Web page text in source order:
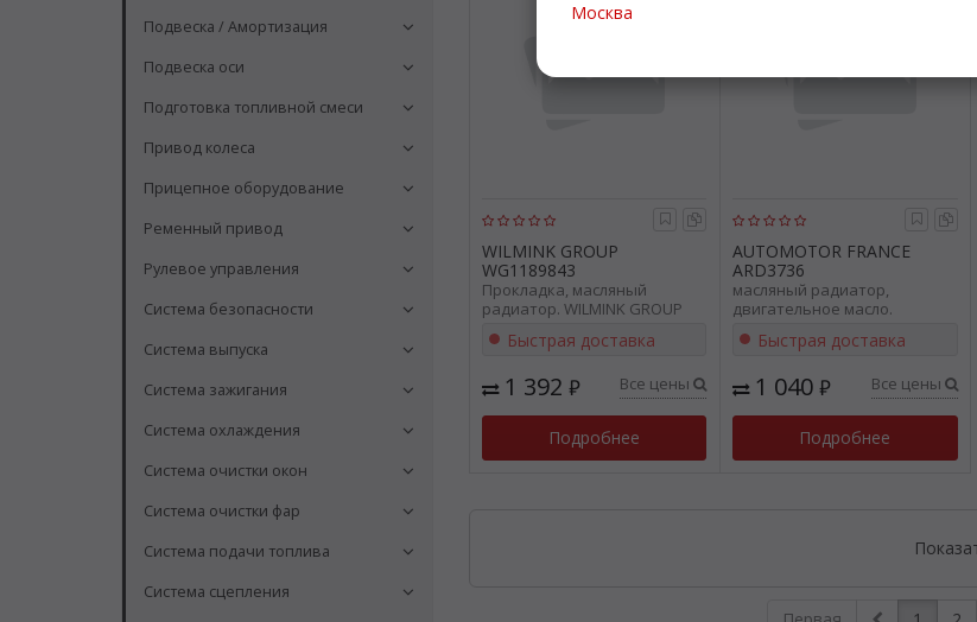
Москва
Подвеска / Амортизация
Подвеска оси
Подготовка топливной смеси
Привод колеса
Прицепное оборудование
Ременный привод
Рулевое управления
Система безопасности
Система выпуска
Система зажигания
Система охлаждения
Система очистки окон
Система очистки фар
Система подачи топлива
Система сцепления
WILMINK GROUP
WG1189843
Прокладка, масляный
радиатор. WILMINK GROUP
Быстрая доставка
1 392 ₽ Все цены
Подробнее
AUTOMOTOR FRANCE
ARD3736
масляный радиатор,
двигательное масло.
Быстрая доставка
1 040₽ Все цены
Подробнее